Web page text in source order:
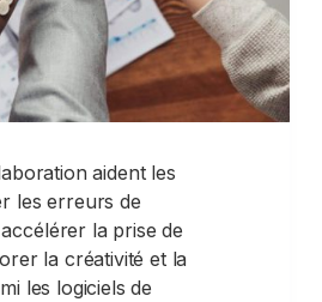
aident les
les erreurs de
la prise de
la créativité et la
les logiciels de